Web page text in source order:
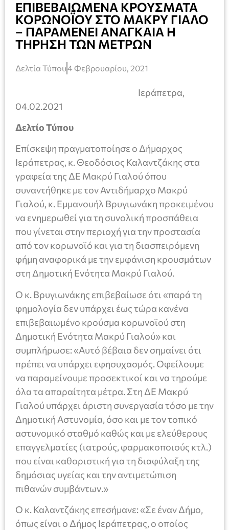
ΕΠΙΒΕΒΑΙΩΜΕΝΑ ΚΡΟΥΣΜΑΤΑ
ΚΟΡΩΝΟΪΟΥ ΣΤΟ ΜΑΚΡΥ ΓΙΑΛΟ
– ΠΑΡΑΜΕΝΕΙ ΑΝΑΓΚΑΙΑ Η
ΤΗΡΗΣΗ ΤΩΝ ΜΕΤΡΩΝ
Δελτία Τύπου4 Φεβρουαρίου, 2021
Ιεράπετρα,
04.02.2021
Δελτίο Τύπου
Επίσκεψη πραγματοποίησε ο Δήμαρχος
Ιεράπετρας, κ. Θεοδόσιος Καλαντζάκης στα
γραφεία της ΔΕ Μακρύ Γιαλού όπου
συναντήθηκε με τον Αντιδήμαρχο Μακρύ
Γιαλού, κ. Εμμανουήλ Βρυγιωνάκη προκειμένου
να ενημερωθεί για τη συνολική προσπάθεια
που γίνεται στην περιοχή για την προστασία
από τον κορωνοϊό και για τη διασπειρόμενη
φήμη αναφορικά με την εμφάνιση κρουσμάτων
στη Δημοτική Ενότητα Μακρύ Γιαλού.
Ο κ. Βρυγιωνάκης επιβεβαίωσε ότι «παρά τη
φημολογία δεν υπάρχει έως τώρα κανένα
επιβεβαιωμένο κρούσμα κορωνοϊού στη
Δημοτική Ενότητα Μακρύ Γιαλού» και
συμπλήρωσε: «Αυτό βέβαια δεν σημαίνει ότι
πρέπει να υπάρχει εφησυχασμός. Οφείλουμε
να παραμείνουμε προσεκτικοί και να τηρούμε
όλα τα απαραίτητα μέτρα. Στη ΔΕ Μακρύ
Γιαλού υπάρχει άριστη συνεργασία τόσο με την
Δημοτική Αστυνομία, όσο και με τον τοπικό
αστυνομικό σταθμό καθώς και με ελεύθερους
επαγγελματίες (ιατρούς, φαρμακοποιούς κτλ.)
που είναι καθοριστική για τη διαφύλαξη της
δημόσιας υγείας και την αντιμετώπιση
πιθανών συμβάντων.»
Ο κ. Καλαντζάκης επεσήμανε: «Σε έναν Δήμο,
όπως είναι ο Δήμος Ιεράπετρας, ο οποίος